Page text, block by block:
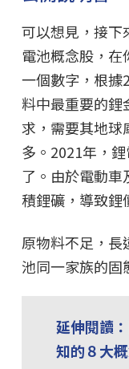
可以想見，接下
電池概念股，在
一個數字，根據
料中最重要的鋰
求，需要其地球
多。2021年，
了。由於電動車
積鋰礦，導致鋰
原物料不足，長
池同一家族的固
延伸閱讀
知的８大